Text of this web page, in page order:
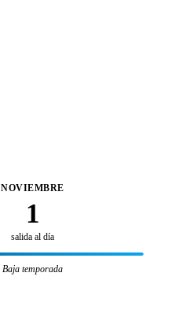
NOVIEMBRE
1
salida al día
Baja temporada